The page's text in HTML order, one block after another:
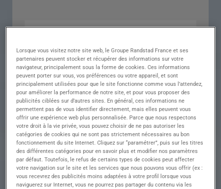
Expérience
Salaire
Contrat
Ville
()
Référence Annonce n°
Lorsque vous visitez notre site web, le Groupe Randstad France et ses
partenaires peuvent stocker et récupérer des informations sur votre
navigateur, principalement sous la forme de cookies. Ces informations
peuvent porter sur vous, vos préférences ou votre appareil, et sont
principalement utilisées pour que le site fonctionne comme vous l’attendez,
pour améliorer la performance de notre site, et pour vous proposer des
publicités ciblées sur d’autres sites. En général, ces informations ne
permettent pas de vous identifier directement, mais elles peuvent vous
offrir une expérience web plus personnalisée. Parce que nous respectons
votre droit à la vie privée, vous pouvez choisir de ne pas autoriser les
catégories de cookies qui ne sont pas strictement nécessaires au bon
fonctionnement du site Internet. Cliquez sur “paramétrer”, puis sur les titres
des différentes catégories pour en savoir plus et modifier nos paramètres
par défaut. Toutefois, le refus de certains types de cookies peut affecter
votre navigation sur le site et les services que nous pouvons vous offrir (ex :
vous recevrez des publicités moins adaptées à votre profil lorsque vous
naviguerez sur Internet, vous ne pourrez pas partager du contenu via les